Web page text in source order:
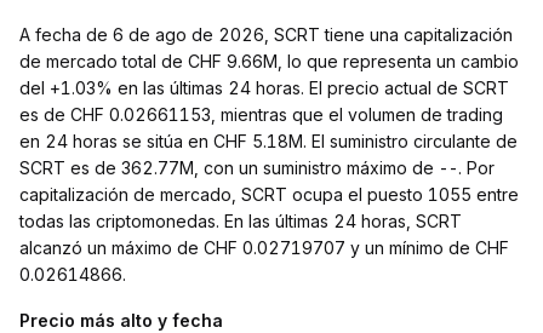
A fecha de 6 de ago de 2026, SCRT tiene una capitalización
de mercado total de CHF 9.66M, lo que representa un cambio
del +1.03% en las últimas 24 horas. El precio actual de SCRT
es de CHF 0.02661153, mientras que el volumen de trading
en 24 horas se sitúa en CHF 5.18M. El suministro circulante de
SCRT es de 362.77M, con un suministro máximo de --. Por
capitalización de mercado, SCRT ocupa el puesto 1055 entre
todas las criptomonedas. En las últimas 24 horas, SCRT
alcanzó un máximo de CHF 0.02719707 y un mínimo de CHF
0.02614866.
Precio más alto y fecha